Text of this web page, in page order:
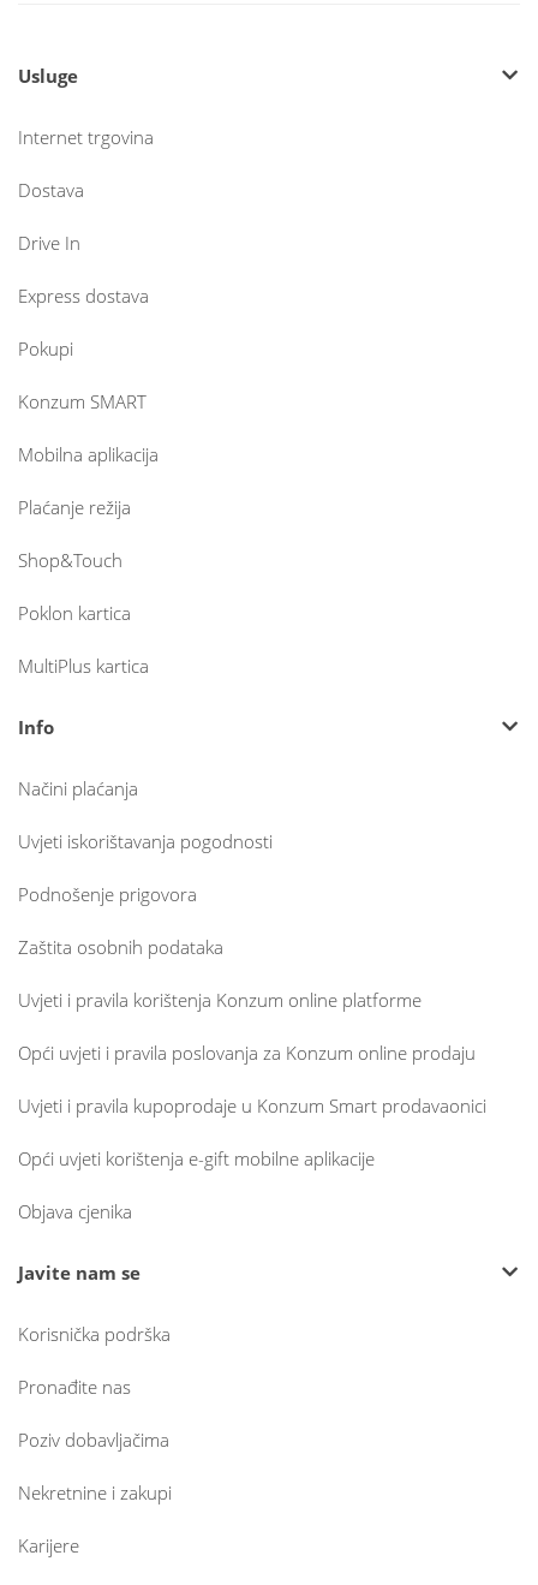
Usluge
Internet trgovina
Dostava
Drive In
Express dostava
Pokupi
Konzum SMART
Mobilna aplikacija
Plaćanje režija
Shop&Touch
Poklon kartica
MultiPlus kartica
Info
Načini plaćanja
Uvjeti iskorištavanja pogodnosti
Podnošenje prigovora
Zaštita osobnih podataka
Uvjeti i pravila korištenja Konzum online platforme
Opći uvjeti i pravila poslovanja za Konzum online prodaju
Uvjeti i pravila kupoprodaje u Konzum Smart prodavaonici
Opći uvjeti korištenja e-gift mobilne aplikacije
Objava cjenika
Javite nam se
Korisnička podrška
Pronađite nas
Poziv dobavljačima
Nekretnine i zakupi
Karijere